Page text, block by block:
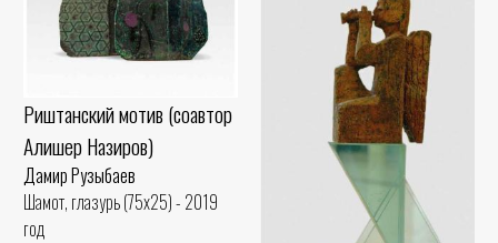
Риштанский мотив (соавтор
Алишер Назиров)
Дамир Рузыбаев
Шамот, глазурь (75x25) - 2019
год